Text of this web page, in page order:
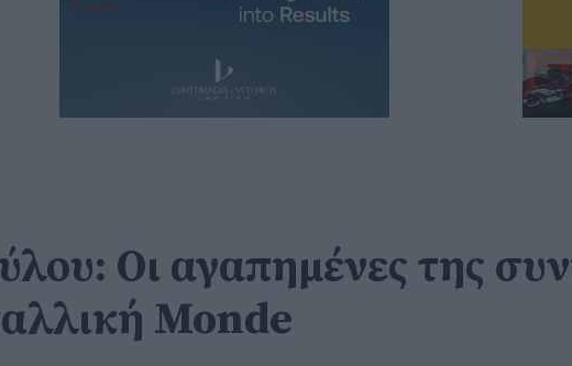
Οι αγαπημένες της
Monde